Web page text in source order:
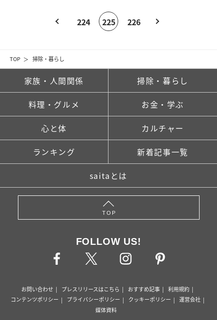
TOP 掃除・暮らし
224 225 226
家族・人間関係 掃除・暮らし
料理・グルメ お金・学ぶ
心と体 カルチャー
ランキング 新着記事一覧
saitaとは
TOP
FOLLOW US!
お問い合わせ プレスリリースはこちら おすすめ記事
利用規約
コンテンツポリシー
プライバシーポリシー クッキーポリシー
運営会社
媒体資料